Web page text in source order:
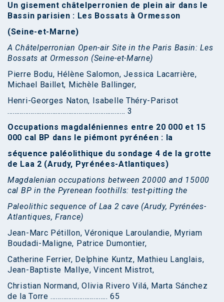
Un gisement châtelperronien de plein air dans le
Bassin parisien : Les Bossats à Ormesson
(Seine-et-Marne)
A Châtelperronian Open-air Site in the Paris Basin: Les
Bossats at Ormesson (Seine-et-Marne)
Pierre Bodu, Hélène Salomon, Jessica Lacarrière,
Michael Baillet, Michèle Ballinger,
Henri-Georges Naton, Isabelle Théry-Parisot
………………………………………………………… 3
Occupations magdaléniennes entre 20 000 et 15
000 cal BP dans le piémont pyrénéen : la
séquence paléolithique du sondage 4 de la grotte
de Laa 2 (Arudy, Pyrénées-Atlantiques)
Magdalenian occupations between 20000 and 15000
cal BP in the Pyrenean foothills: test-pitting the
Paleolithic sequence of Laa 2 cave (Arudy, Pyrénées-
Atlantiques, France)
Jean-Marc Pétillon, Véronique Laroulandie, Myriam
Boudadi-Maligne, Patrice Dumontier,
Catherine Ferrier, Delphine Kuntz, Mathieu Langlais,
Jean-Baptiste Mallye, Vincent Mistrot,
Christian Normand, Olivia Rivero Vilá, Marta Sánchez
de la Torre ………………………….. 65